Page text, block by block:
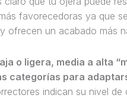
favorecedoras ya que
ofrecen un acabado más
o ligera, media a alta
categorías para
indican su nivel